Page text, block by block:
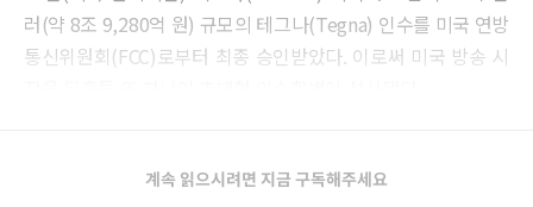
러(약 8조 9,280억 원) 규모의 테그나(Tegna) 인수를 미국 연방
통신위원회(FCC)로부터 최종 승인받았다. 이로써 미국 방송 시
계속 읽으시려면 지금 구독해주세요